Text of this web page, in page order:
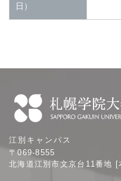
日）
幌
学
江別キャンパス
〒069-8555
北海道江別市文京台11番地 [